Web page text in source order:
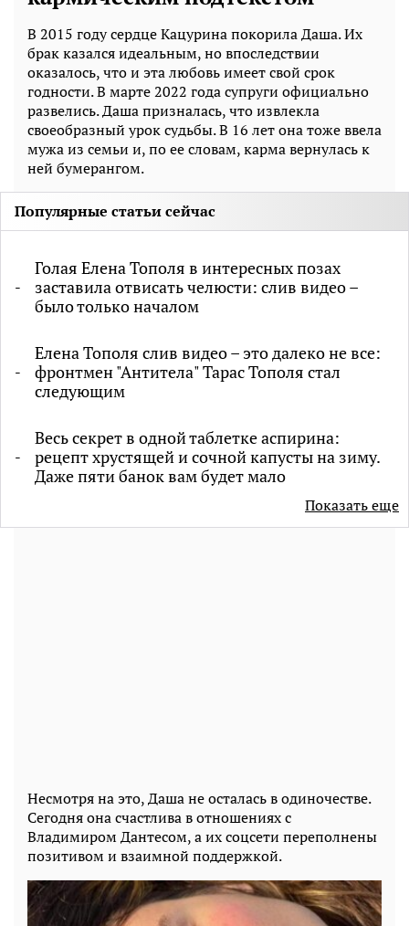
В 2015 году сердце Кацурина покорила Даша. Их
брак казался идеальным, но впоследствии
оказалось, что и эта любовь имеет свой срок
годности. В марте 2022 года супруги официально
развелись. Даша призналась, что извлекла
своеобразный урок судьбы. В 16 лет она тоже ввела
мужа из семьи и, по ее словам, карма вернулась к
ней бумерангом.
Популярные статьи сейчас
Голая Елена Тополя в интересных позах
заставила отвисать челюсти: слив видео –
было только началом
Елена Тополя слив видео – это далеко не все:
фронтмен "Антитела" Тарас Тополя стал
следующим
Весь секрет в одной таблетке аспирина:
рецепт хрустящей и сочной капусты на зиму.
Даже пяти банок вам будет мало
Показать еще
Несмотря на это, Даша не осталась в одиночестве.
Сегодня она счастлива в отношениях с
Владимиром Дантесом, а их соцсети переполнены
позитивом и взаимной поддержкой.